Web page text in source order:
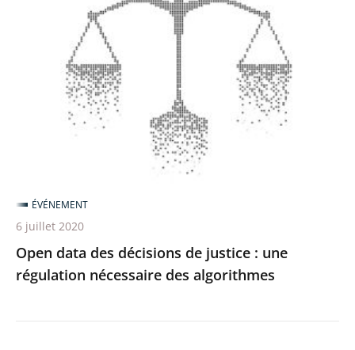
décisions
des
algorithmes
Open data des décisions de justice : une
régulation nécessaire des algorithmes
ÉVÉNEMENT
6 juillet 2020